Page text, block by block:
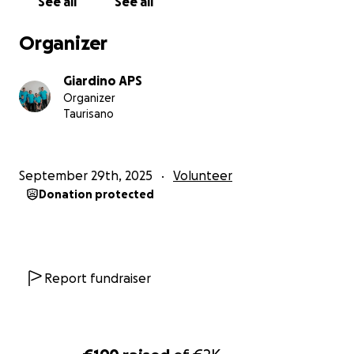
Organizer
Giardino APS
Organizer
Taurisano
September 29th, 2025 Volunteer
Donation protected
Report fundraiser